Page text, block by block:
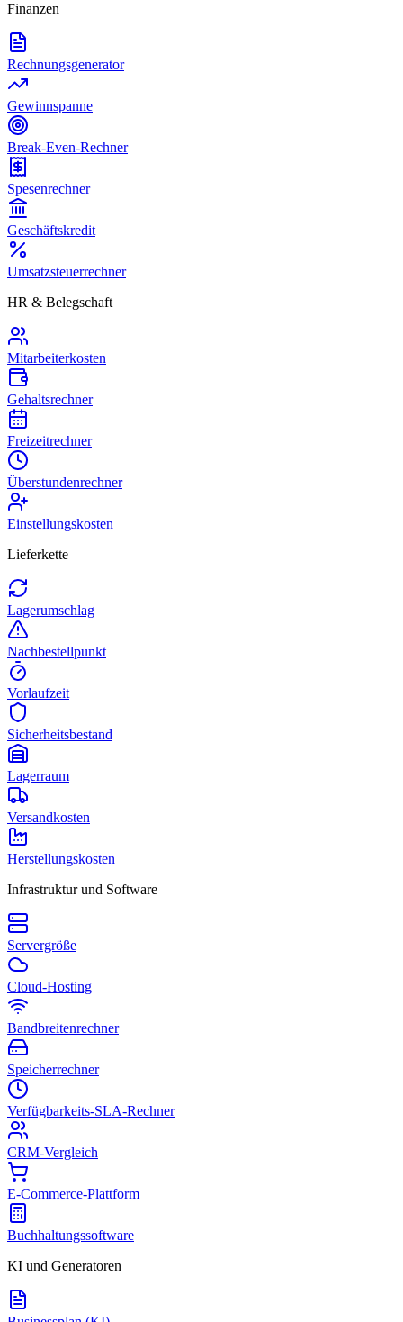
Finanzen
Rechnungsgenerator
Gewinnspanne
Break-Even-Rechner
Spesenrechner
Geschäftskredit
Umsatzsteuerrechner
HR & Belegschaft
Mitarbeiterkosten
Gehaltsrechner
Freizeitrechner
Überstundenrechner
Einstellungskosten
Lieferkette
Lagerumschlag
Nachbestellpunkt
Vorlaufzeit
Sicherheitsbestand
Lagerraum
Versandkosten
Herstellungskosten
Infrastruktur und Software
Servergröße
Cloud-Hosting
Bandbreitenrechner
Speicherrechner
Verfügbarkeits-SLA-Rechner
CRM-Vergleich
E-Commerce-Plattform
Buchhaltungssoftware
KI und Generatoren